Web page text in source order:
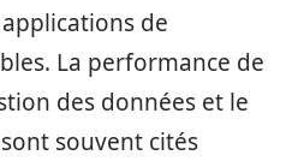
de
La performance de
des données et le
souvent cités